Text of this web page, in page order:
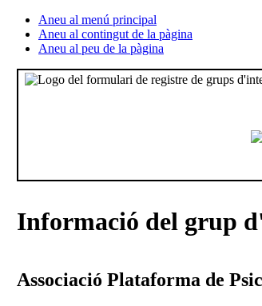
Aneu al menú principal
Aneu al contingut de la pàgina
Aneu al peu de la pàgina
Informació del grup
Associació Plataforma de